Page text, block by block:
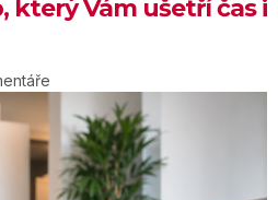
který Vám ušetří čas i